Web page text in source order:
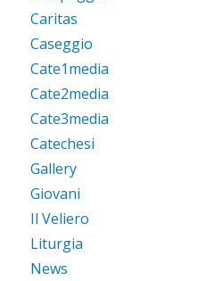
Caritas
Caseggio
Cate1media
Cate2media
Cate3media
Catechesi
Gallery
Giovani
Il Veliero
Liturgia
News